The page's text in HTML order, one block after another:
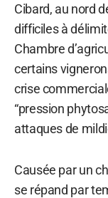
Cibard, au nord
difficiles à
Chambre
certains
crise
“pression
attaques de
Causée par un
se répand par